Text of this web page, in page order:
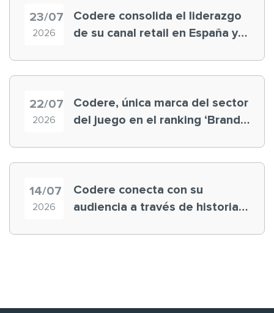
23/07
2026
Codere consolida el liderazgo
de su canal retail en España y
22/07
2026
Codere, única marca del sector
del juego en el ranking ‘Brand
14/07
2026
Codere conecta con su
audiencia a través de historias